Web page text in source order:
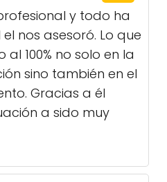
y todo ha
nos asesoró. Lo que
al 100% no solo en la
sino también en el
Gracias a él
a sido muy